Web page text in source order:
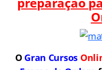
O Gran Cursos